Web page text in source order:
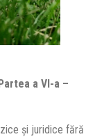
a VI-a –
și juridice fără